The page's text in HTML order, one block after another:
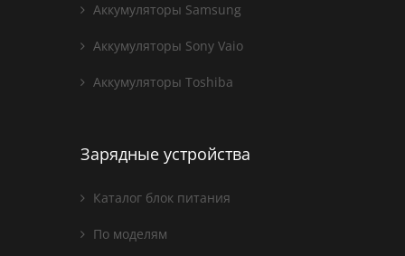
Аккумуляторы Samsung
Аккумуляторы Sony Vaio
Аккумуляторы Toshiba
Зарядные устройства
Каталог блок питания
По моделям